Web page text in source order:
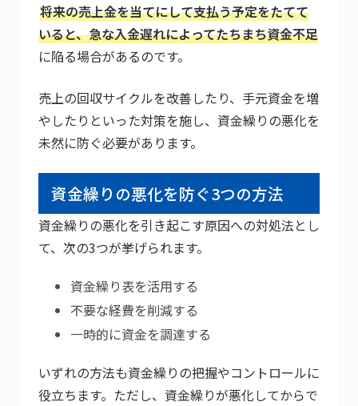
将来の売上金を当てにして支払う予定をたてて
いると、急な入金遅れによってたちまち資金不足
に陥る場合があるのです。
売上の回収サイクルを改善したり、手元資金を増
やしたりといった対策を施し、資金繰りの悪化を
未然に防ぐ必要があります。
資金繰りの悪化を防ぐ3つの方法
資金繰りの悪化を引き起こす原因への対処法とし
て、次の3つが挙げられます。
資金繰り表を活用する
不要な経費を削減する
一時的に資金を調達する
いずれの方法も資金繰りの把握やコントロールに
役立ちます。ただし、資金繰りが悪化してからで